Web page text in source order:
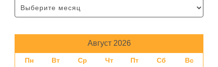
Август 2026
Пн Вт Ср Чт Пт Сб
Вс